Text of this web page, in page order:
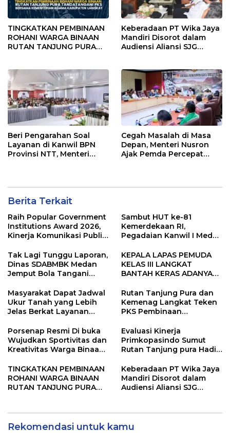
TINGKATKAN PEMBINAAN
ROHANI WARGA BINAAN
RUTAN TANJUNG PURA
AGAMA KABUPATEN
LANGKAT
Keberadaan PT Wika Jaya
Mandiri Disorot dalam
Audiensi Aliansi SJG
Beri Pengarahan Soal
Layanan di Kanwil BPN
Provinsi NTT, Menteri
Cegah Masalah di Masa
Depan, Menteri Nusron
Ajak Pemda Percepat
Berita Terkait
Raih Popular Government
Institutions Award 2026,
Kinerja Komunikasi Publik
Kembali Diakui
Sambut HUT ke-81
Kemerdekaan RI,
Pegadaian Kanwil I Medan
Bertajuk “Play Together,
Grow Together”
Tak Lagi Tunggu Laporan,
Dinas SDABMBK Medan
Jemput Bola Tangani
KEPALA LAPAS PEMUDA
KELAS III LANGKAT
BANTAH KERAS ADANYA
SELALU DITUTUPI
TENTANG SINDIKAT
PENIPU PENJUALAN EMAS
Masyarakat Dapat Jadwal
Ukur Tanah yang Lebih
Jelas Berkat Layanan
Rutan Tanjung Pura dan
Kemenag Langkat Teken
PKS Pembinaan
Porsenap Resmi Di buka
Wujudkan Sportivitas dan
Kreativitas Warga Binaan
Langkat
Evaluasi Kinerja
Primkopasindo Sumut
Rutan Tanjung pura Hadir
dan Penguatan Koperasi
TINGKATKAN PEMBINAAN
ROHANI WARGA BINAAN
RUTAN TANJUNG PURA
AGAMA KABUPATEN
LANGKAT
Keberadaan PT Wika Jaya
Mandiri Disorot dalam
Audiensi Aliansi SJG
Rekomendasi untuk kamu